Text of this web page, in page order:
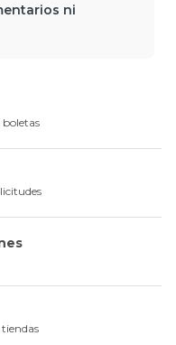
ni
tiendas